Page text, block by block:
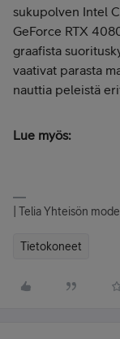
sukupolven Intel
GeForce RTX
graafista
vaativat parasta
nauttia peleistä
Lue myös:
| Telia Yhteisön
Tietokoneet